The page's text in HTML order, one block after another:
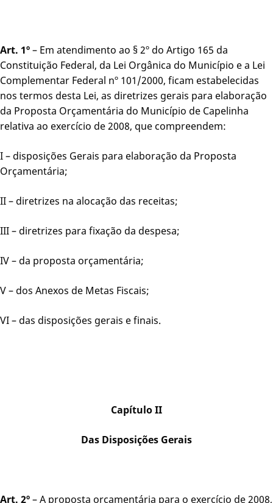
Art. 1º– Em atendimento ao § 2º do Artigo 165 da
Constituição Federal, da Lei Orgânica do Município e a Lei
Complementar Federal nº 101/2000, ficam estabelecidas
nos termos desta Lei, as diretrizes gerais para elaboração
da Proposta Orçamentária do Município de Capelinha
relativa ao exercício de 2008, que compreendem:
I – disposições Gerais para elaboração da Proposta
Orçamentária;
II – diretrizes na alocação das receitas;
III – diretrizes para fixação da despesa;
IV – da proposta orçamentária;
V – dos Anexos de Metas Fiscais;
VI – das disposições gerais e finais.
Capítulo II
Das Disposições Gerais
Art. 2º– A proposta orçamentária para o exercício de 2008,